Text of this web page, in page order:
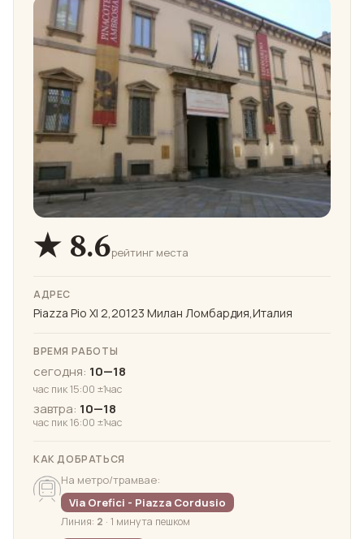
★ 8.6рейтинг места
АДРЕС
Piazza Pio XI 2,20123 Милан Ломбардия,Италия
ВРЕМЯ РАБОТЫ
сегодня: 10—18
час пик 15:00 ±1час
завтра: 10—18
час пик 16:00 ±1час
КАК ДОБРАТЬСЯ
На метро/трамвае:
Via Orefici - Piazza Cordusio
Линия: 2 · 1 минута пешком